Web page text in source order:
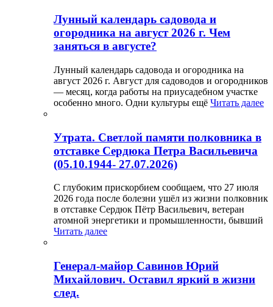
Лунный календарь садовода и
огородника на август 2026 г. Чем
заняться в августе?
Лунный календарь садовода и огородника на
август 2026 г. Август для садоводов и огородников
— месяц, когда работы на приусадебном участке
особенно много. Одни культуры ещё Читать далее
Утрата. Светлой памяти полковника в
отставке Сердюка Петра Васильевича
(05.10.1944- 27.07.2026)
С глубоким прискорбием сообщаем, что 27 июля
2026 года после болезни ушёл из жизни полковник
в отставке Сердюк Пётр Васильевич, ветеран
атомной энергетики и промышленности, бывший
Читать далее
Генерал-майор Савинов Юрий
Михайлович. Оставил яркий в жизни
след.